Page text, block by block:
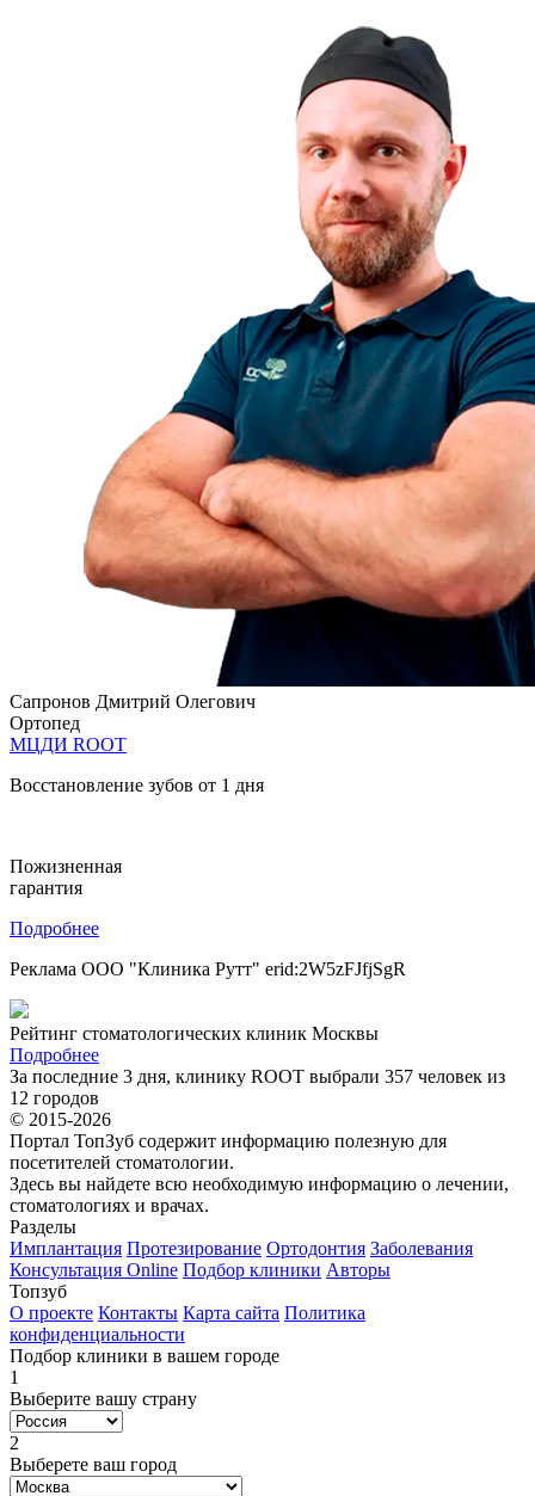
Сапронов Дмитрий Олегович
Ортопед
МЦДИ ROOT
Восстановление зубов от 1 дня
Пожизненная
гарантия
Подробнее
Реклама ООО "Клиника Рутт" erid:2W5zFJfjSgR
Рейтинг стоматологических клиник Москвы
Подробнее
За последние 3 дня, клинику ROOT выбрали 357 человек из
12 городов
© 2015-2026
Портал ТопЗуб содержит информацию полезную для
посетителей стоматологии.
Здесь вы найдете всю необходимую информацию о лечении,
стоматологиях и врачах.
Разделы
Имплантация Протезирование Ортодонтия Заболевания
Консультация Online Подбор клиники Авторы
Топзуб
О проекте Контакты Карта сайта Политика
конфиденциальности
Подбор клиники в вашем городе
1
Выберите вашу страну
2
Выберете ваш город